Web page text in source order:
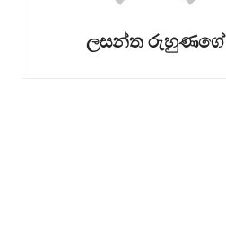
ලසන්ත රුහුණගේ